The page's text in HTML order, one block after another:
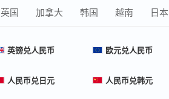
英国 加拿大 韩国 越南 日本
英镑兑人民币 欧元兑人民币
人民币兑日元 人民币兑韩元